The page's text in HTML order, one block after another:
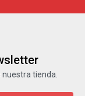
tienda.